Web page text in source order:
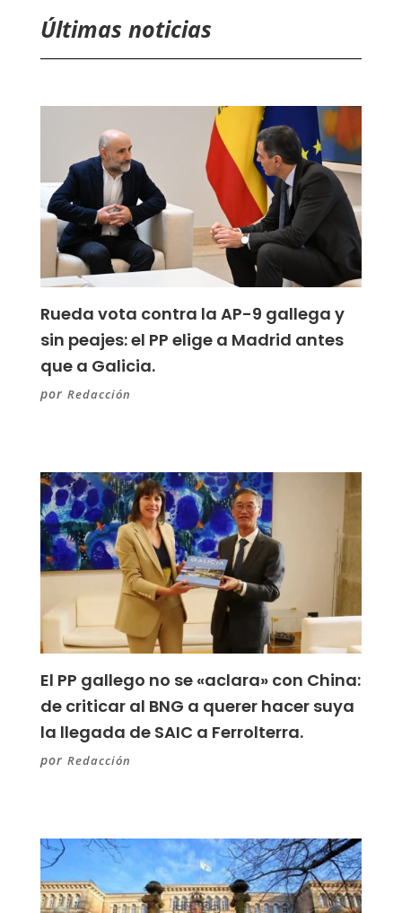
Últimas noticias
Rueda vota contra la AP-9 gallega y
sin peajes: el PP elige a Madrid antes
que a Galicia.
por Redacción
El PP gallego no se «aclara» con China:
de criticar al BNG a querer hacer suya
la llegada de SAIC a Ferrolterra.
por Redacción